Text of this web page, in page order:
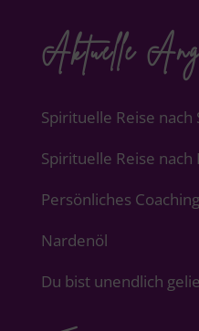
Aktuelle
Spirituelle Reise
Spirituelle Reise nach
Persönliches Coaching
Nardenöl
Du bist unendlich